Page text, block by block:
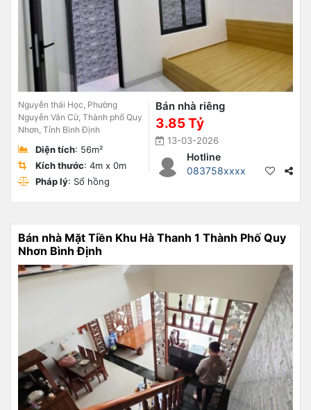
Nguyễn thái Học, Phường
Nguyễn Văn Cừ, Thành phố Quy
Nhơn, Tỉnh Bình Định
Diện tích: 56m²
Kích thước: 4m x 0m
Pháp lý: Sổ hồng
Bán nhà riêng
3.85 Tỷ
13-03-2026
Hotline
083758xxxx
Bán nhà Mặt Tiền Khu Hà Thanh 1 Thành Phố Quy
Nhơn Bình Định